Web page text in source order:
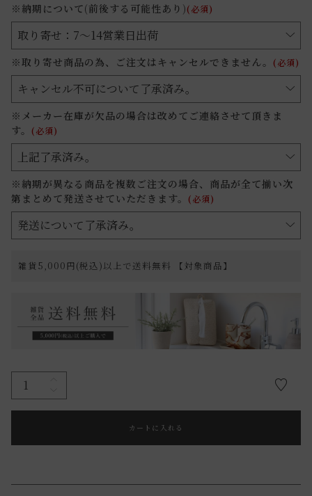
※納期について(前後する可能性あり)(必須)
※取り寄せ商品の為、ご注文はキャンセルできません。 (必須)
※メーカー在庫が欠品の場合は改めてご連絡させて頂きま
す。
(必須)
※納期が異なる商品を複数ご注文の場合、商品が全て揃い次
第まとめて発送させていただきます。
(必須)
雑貨5,000円(税込)以上で送料無料 【対象商品】
カートに入れる